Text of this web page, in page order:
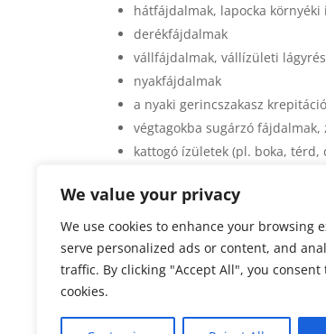
We value your privacy
We use cookies to enhance your browsing
serve personalized ads or content, and
traffic. By clicking "Accept All", you consent
cookies.
hátfájdalmak, lapocka
derékfájdalmak
vállfájdalmak, vállízületi
nyakfájdalmak
a nyaki gerincszakasz
végtagokba sugárzó fájdalmak,
kattogó ízületek (pl. boka, térd,
csuklóízületi problémák
Ha
magadért, gerinc-tornázz